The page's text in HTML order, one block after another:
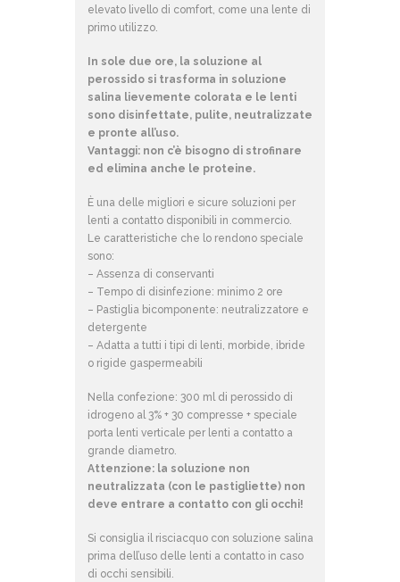
elevato livello di comfort, come una lente di
primo utilizzo.
In sole due ore, la soluzione al
perossido si trasforma in soluzione
salina lievemente colorata e le lenti
sono disinfettate, pulite, neutralizzate
e pronte all’uso.
Vantaggi: non c’è bisogno di strofinare
ed elimina anche le proteine.
È una delle migliori e sicure soluzioni per
lenti a contatto disponibili in commercio.
Le caratteristiche che lo rendono speciale
sono:
– Assenza di conservanti
– Tempo di disinfezione: minimo 2 ore
– Pastiglia bicomponente: neutralizzatore e
detergente
– Adatta a tutti i tipi di lenti, morbide, ibride
o rigide gaspermeabili
Nella confezione: 300 ml di perossido di
idrogeno al 3% + 30 compresse + speciale
porta lenti verticale per lenti a contatto a
grande diametro.
Attenzione: la soluzione non
neutralizzata (con le pastigliette) non
deve entrare a contatto con gli occhi!
Si consiglia il risciacquo con soluzione salina
prima dell’uso delle lenti a contatto in caso
di occhi sensibili.